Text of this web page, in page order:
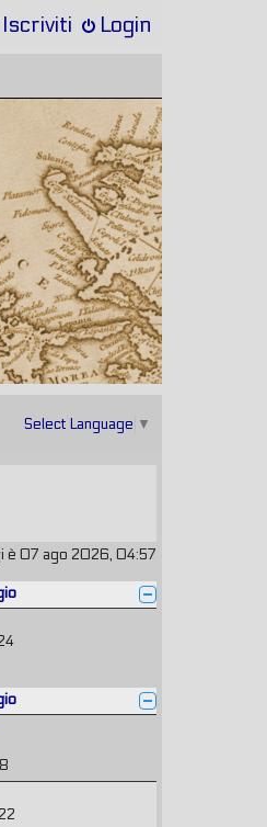
Login
Iscriviti
Select Language ▼
è 07 ago 2026, 04:57